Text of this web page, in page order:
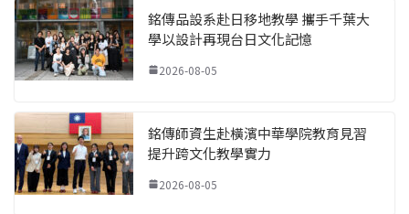
銘傳品設系赴日移地教學 攜手千葉大
學以設計再現台日文化記憶
2026-08-05
銘傳師資生赴橫濱中華學院教育見習
提升跨文化教學實力
2026-08-05